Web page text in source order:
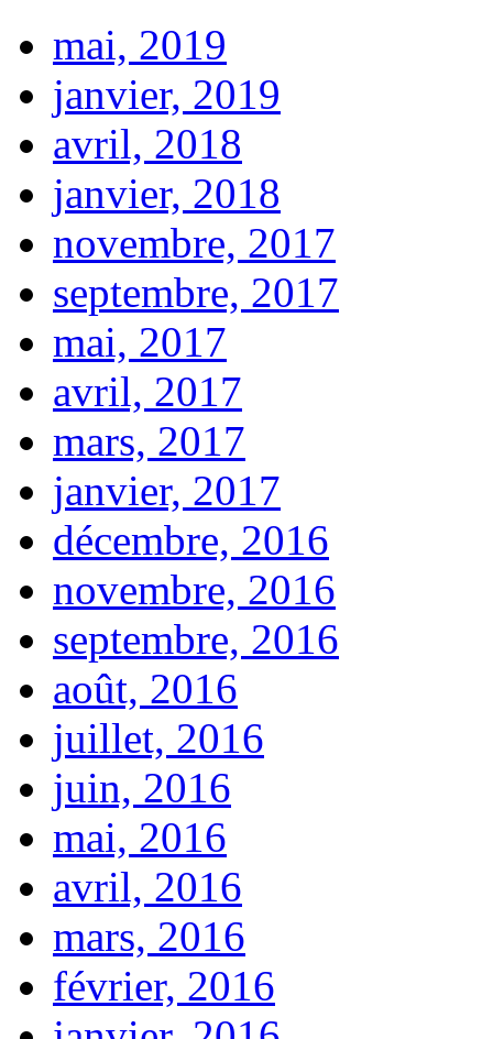
mai, 2019
janvier, 2019
avril, 2018
janvier, 2018
novembre, 2017
septembre, 2017
mai, 2017
avril, 2017
mars, 2017
janvier, 2017
décembre, 2016
novembre, 2016
septembre, 2016
août, 2016
juillet, 2016
juin, 2016
mai, 2016
avril, 2016
mars, 2016
février, 2016